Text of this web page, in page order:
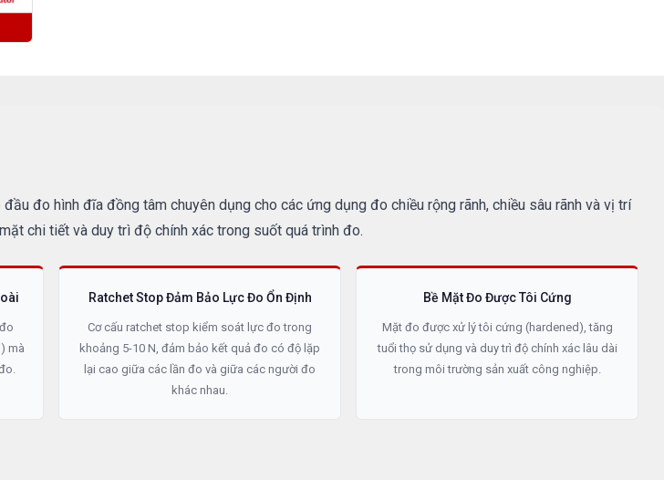
đo hình đĩa đồng tâm chuyên dụng cho các ứng dụng đo chiều rộng rãnh, chiều sâu rãnh và vị trí
chi tiết và duy trì độ chính xác trong suốt quá trình đo.
mà
Ratchet Stop Đảm Bảo Lực Đo Ổn Định
Cơ cấu ratchet stop kiểm soát lực đo trong
khoảng 5-10 N, đảm bảo kết quả đo có độ lặp
lại cao giữa các lần đo và giữa các người đo
khác nhau.
Bề Mặt Đo Được Tôi Cứng
Mặt đo được xử lý tôi cứng (hardened), tăng
tuổi thọ sử dụng và duy trì độ chính xác lâu dài
trong môi trường sản xuất công nghiệp.